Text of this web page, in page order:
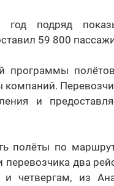
подряд
59 800
программы
компаний.
и
полёты по
два
и четвергам, из